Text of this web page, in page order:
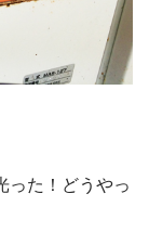
った！どうやっ